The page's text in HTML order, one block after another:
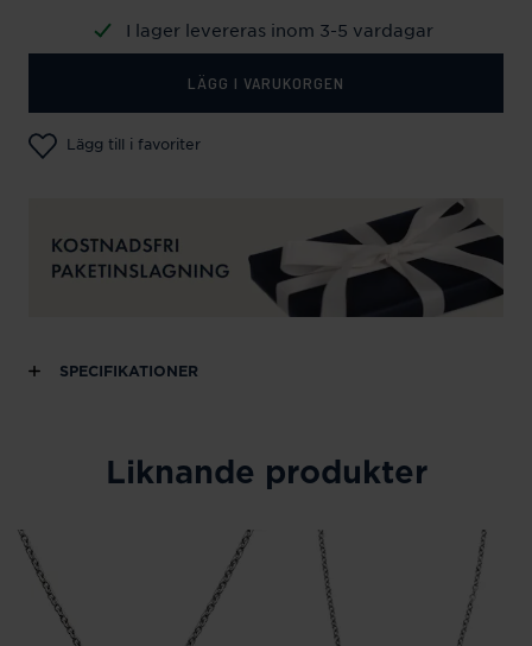
I lager levereras inom 3-5 vardagar
LÄGG I VARUKORGEN
Lägg till i favoriter
SPECIFIKATIONER
Liknande produkter